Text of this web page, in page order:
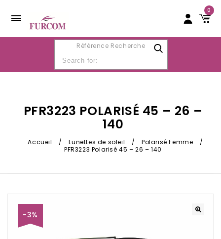
0
Référence Recherche
PFR3223 POLARISÉ 45 – 26 –
140
Accueil / Lunettes de soleil / Polarisé Femme
/
PFR3223 Polarisé 45 – 26 – 140
-3%